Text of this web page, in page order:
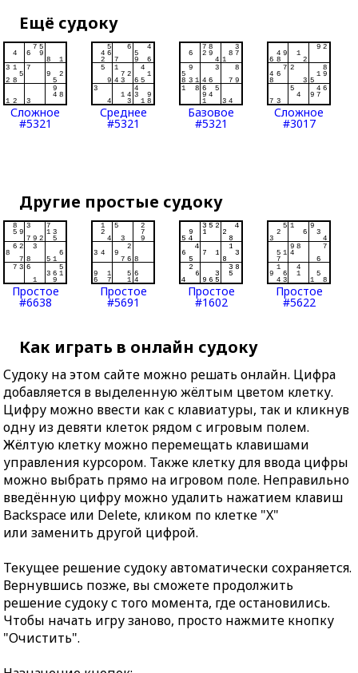
Ещё судоку
Сложное
#5321
Среднее
#5321
Базовое
#5321
Сложное
#3017
Другие простые судоку
Простое
#6638
Простое
#5691
Простое
#1602
Простое
#5622
Как играть в онлайн судоку
Судоку на этом сайте можно решать онлайн. Цифра
добавляется в выделенную жёлтым цветом клетку.
Цифру можно ввести как с клавиатуры, так и кликнув
одну из девяти клеток рядом с игровым полем.
Жёлтую клетку можно перемещать клавишами
управления курсором. Также клетку для ввода цифры
можно выбрать прямо на игровом поле. Неправильно
введённую цифру можно удалить нажатием клавиш
Backspace или Delete, кликом по клетке "X"
или заменить другой цифрой.
Текущее решение судоку автоматически сохраняется.
Вернувшись позже, вы сможете продолжить
решение судоку с того момента, где остановились.
Чтобы начать игру заново, просто нажмите кнопку
"Очистить".